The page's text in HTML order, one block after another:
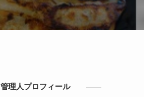
管理人プロフィール